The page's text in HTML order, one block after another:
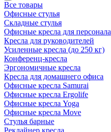
Все товары
Офисные стулья
Складные стулья
Офисные кресла для персонала
Кресла для руководителей
Усиленные кресла (до 250 кг)
Конференц-кресла
Эргономичные кресла
Кресла для домашнего офиса
Офисные кресла Samurai
Офисные кресла Ergolife
Офисные кресла Yoga
Офисные кресла Move
Стулья барные